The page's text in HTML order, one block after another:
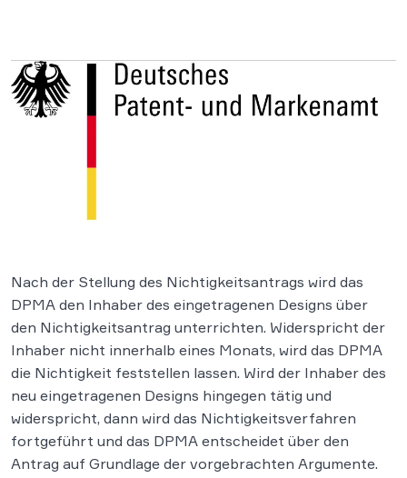
Nach der Stellung des Nichtigkeitsantrags wird das
DPMA den Inhaber des eingetragenen Designs über
den Nichtigkeitsantrag unterrichten. Widerspricht der
Inhaber nicht innerhalb eines Monats, wird das DPMA
die Nichtigkeit feststellen lassen. Wird der Inhaber des
neu eingetragenen Designs hingegen tätig und
widerspricht, dann wird das Nichtigkeitsverfahren
fortgeführt und das DPMA entscheidet über den
Antrag auf Grundlage der vorgebrachten Argumente.